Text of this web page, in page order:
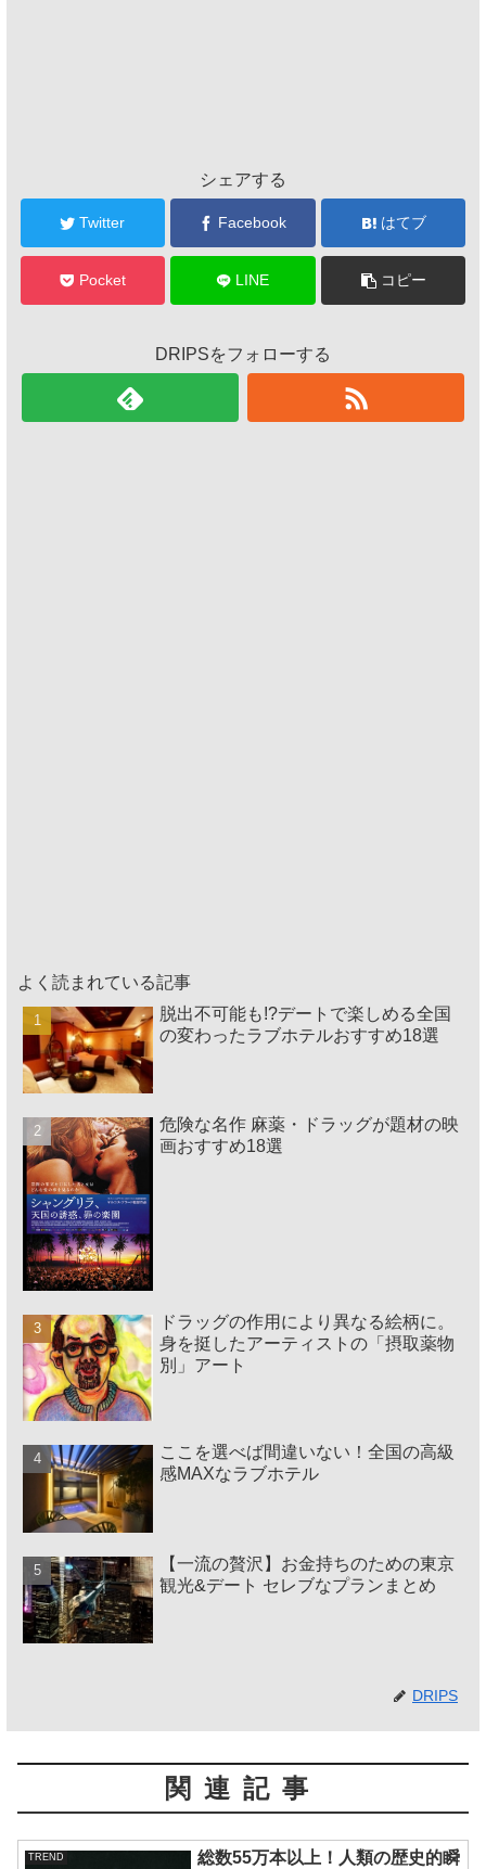
シェアする
Twitter Facebook はてブ
Pocket LINE コピー
DRIPSをフォローする
よく読まれている記事
脱出不可能も!?デートで楽しめる全国
の変わったラブホテルおすすめ18選
危険な名作 麻薬・ドラッグが題材の映
画おすすめ18選
ドラッグの作用により異なる絵柄に。
身を挺したアーティストの「摂取薬物
別」アート
ここを選べば間違いない！全国の高級
感MAXなラブホテル
【一流の贅沢】お金持ちのための東京
観光&デート セレブなプランまとめ
DRIPS
関連記事
TREND
総数55万本以上！人類の歴史的瞬